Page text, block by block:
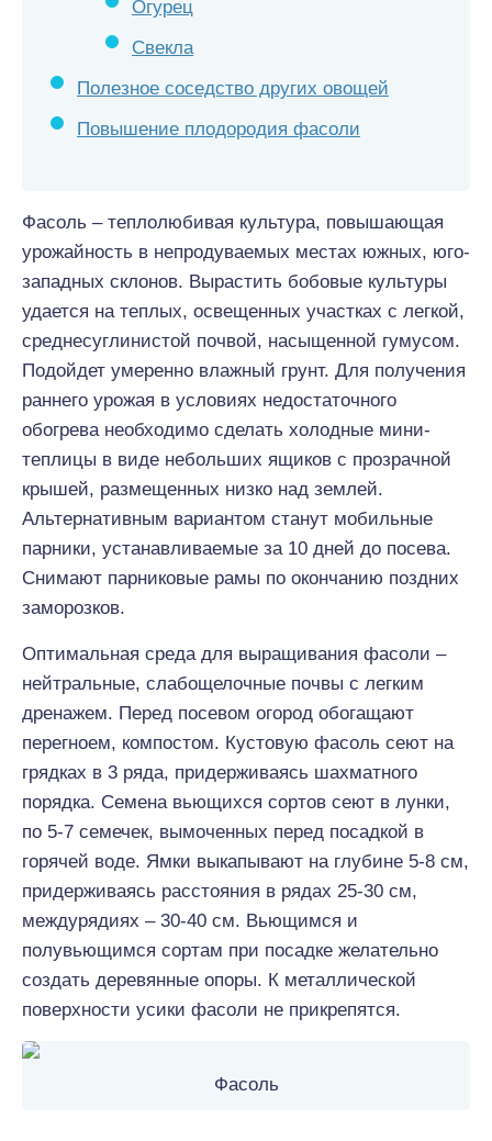
Огурец
Свекла
Полезное соседство других овощей
Повышение плодородия фасоли
Фасоль – теплолюбивая культура, повышающая
урожайность в непродуваемых местах южных, юго-
западных склонов. Вырастить бобовые культуры
удается на теплых, освещенных участках с легкой,
среднесуглинистой почвой, насыщенной гумусом.
Подойдет умеренно влажный грунт. Для получения
раннего урожая в условиях недостаточного
обогрева необходимо сделать холодные мини-
теплицы в виде небольших ящиков с прозрачной
крышей, размещенных низко над землей.
Альтернативным вариантом станут мобильные
парники, устанавливаемые за 10 дней до посева.
Снимают парниковые рамы по окончанию поздних
заморозков.
Оптимальная среда для выращивания фасоли –
нейтральные, слабощелочные почвы с легким
дренажем. Перед посевом огород обогащают
перегноем, компостом. Кустовую фасоль сеют на
грядках в 3 ряда, придерживаясь шахматного
порядка. Семена вьющихся сортов сеют в лунки,
по 5-7 семечек, вымоченных перед посадкой в
горячей воде. Ямки выкапывают на глубине 5-8 см,
придерживаясь расстояния в рядах 25-30 см,
междурядиях – 30-40 см. Вьющимся и
полувьющимся сортам при посадке желательно
создать деревянные опоры. К металлической
поверхности усики фасоли не прикрепятся.
Фасоль